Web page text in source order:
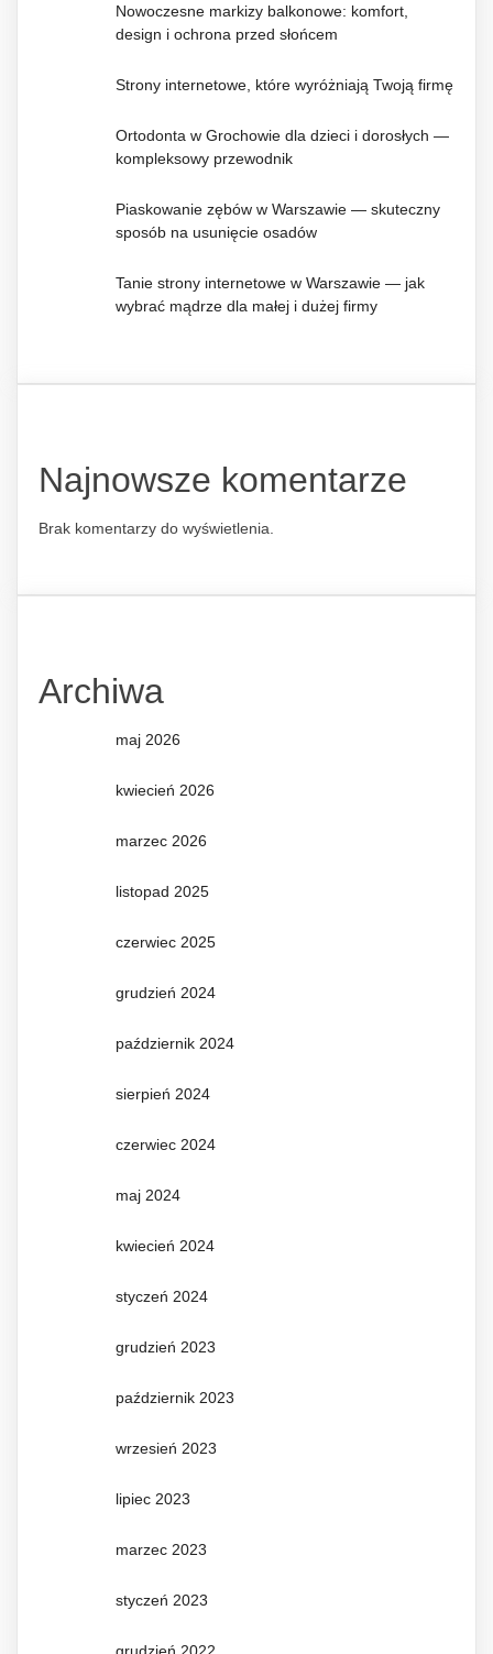
Nowoczesne markizy balkonowe: komfort,
design i ochrona przed słońcem
Strony internetowe, które wyróżniają Twoją firmę
Ortodonta w Grochowie dla dzieci i dorosłych —
kompleksowy przewodnik
Piaskowanie zębów w Warszawie — skuteczny
sposób na usunięcie osadów
Tanie strony internetowe w Warszawie — jak
wybrać mądrze dla małej i dużej firmy
Najnowsze komentarze
Brak komentarzy do wyświetlenia.
Archiwa
maj 2026
kwiecień 2026
marzec 2026
listopad 2025
czerwiec 2025
grudzień 2024
październik 2024
sierpień 2024
czerwiec 2024
maj 2024
kwiecień 2024
styczeń 2024
grudzień 2023
październik 2023
wrzesień 2023
lipiec 2023
marzec 2023
styczeń 2023